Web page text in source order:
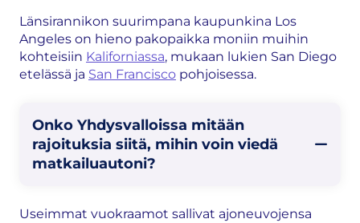
Länsirannikon suurimpana kaupunkina Los
Angeles on hieno pakopaikka moniin muihin
kohteisiin Kaliforniassa, mukaan lukien San Diego
etelässä ja San Francisco pohjoisessa.
Onko Yhdysvalloissa mitään
rajoituksia siitä, mihin voin viedä
matkailuautoni?
Useimmat vuokraamot sallivat ajoneuvojensa